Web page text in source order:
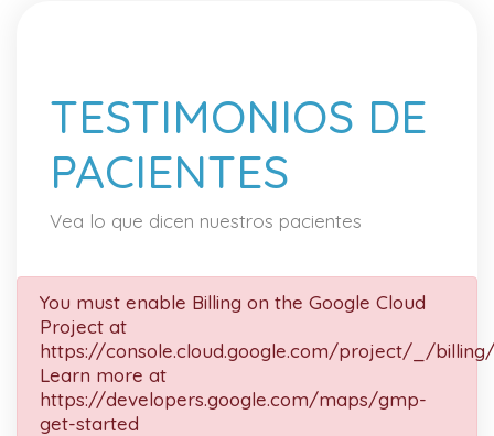
TESTIMONIOS DE
PACIENTES
Vea lo que dicen nuestros pacientes
You must enable Billing on the Google Cloud
Project at
https://console.cloud.google.com/project/_/
Learn more at
https://developers.google.com/maps/gmp-
get-started